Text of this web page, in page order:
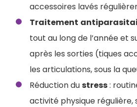
accessoires lavés
Traitement
tout au long de l’année et
après les sorties (tiques
les articulations, sous la
Réduction dustress:
activité physique régulière,